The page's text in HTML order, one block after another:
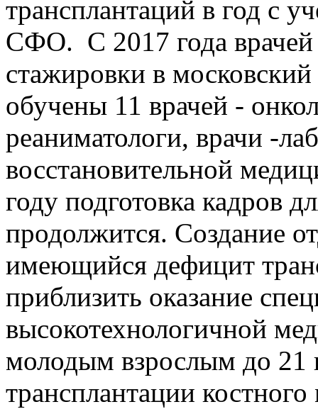
трансплантаций в год с
СФО. С 2017 года врачей
стажировки в
обучены 11 врачей -
реаниматологи, врачи -
восстановительной
году подготовка кадров
продолжится. Создание
имеющийся дефицит
приблизить оказание
высокотехнологичной
молодым взрослым до
трансплантации